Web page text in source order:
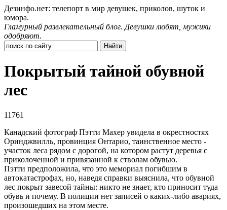
Дезинфо.нет: телепорт в мир девушек, приколов, шуток и
юмора.
Гламурный развлекательный блог. Девушки любят, мужики
одобряют.
Покрытый тайной обувной
лес
11761
Канадский фотограф Пэтти Махер увидела в окрестностях
Оринджвилль, провинция Онтарио, таинственное место -
участок леса рядом с дорогой, на котором растут деревья с
приколоченной и привязанной к стволам обувью.
Пэтти предположила, что это мемориал погибшим в
автокатастрофах, но, наведя справки выяснила, что обувной
лес покрыт завесой тайны: никто не знает, кто приносит туда
обувь и почему. В полиции нет записей о каких-либо авариях,
произошедших на этом месте.